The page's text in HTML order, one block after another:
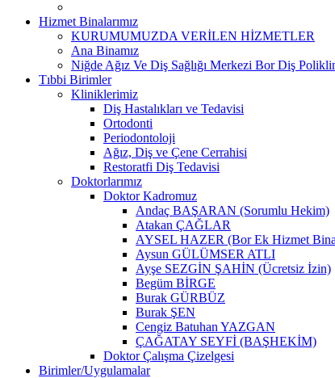
Hizmet Binalarımız
KURUMUMUZDA VERİLEN HİZMETLER
Ana Binamız
Niğde Ağız Ve Diş Sağlığı Merkezi Bor Diş
Tıbbi Birimler
Kliniklerimiz
Diş Hastalıkları ve Tedavisi
Ortodonti
Periodontoloji
Ağız, Diş ve Çene Cerrahisi
Restoratfi Diş Tedavisi
Doktorlarımız
Doktor Kadromuz
Andaç BAŞARAN (Sorumlu Hekim)
Atakan ÇAĞLAR
AYSEL HAZER (Bor Ek Hizmet
Aysun GÜLÜMSER ATLI
Ayşe SEZGİN ŞAHİN (Ücretsiz İzin)
Begüm BİRGE
Burak GÜRBÜZ
Burak ŞEN
Cengiz Batuhan YAZGAN
ÇAĞATAY SEYFİ (BAŞHEKİM)
Doktor Çalışma Çizelgesi
Birimler/Uygulamalar